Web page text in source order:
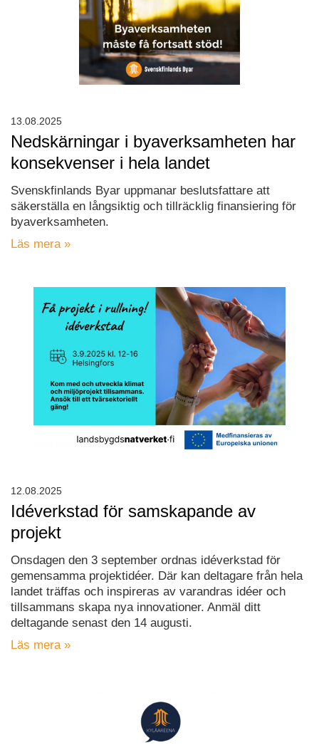
Nedskärningar i byaverksamheten har
konsekvenser i hela landet
Svenskfinlands Byar uppmanar beslutsfattare att
säkerställa en långsiktig och tillräcklig finansiering för
byaverksamheten.
Läs mera »
13.08.2025
Idéverkstad för samskapande av
projekt
Onsdagen den 3 september ordnas idéverkstad för
gemensamma projektidéer. Där kan deltagare från hela
landet träffas och inspireras av varandras idéer och
tillsammans skapa nya innovationer. Anmäl ditt
deltagande senast den 14 augusti.
Läs mera »
12.08.2025